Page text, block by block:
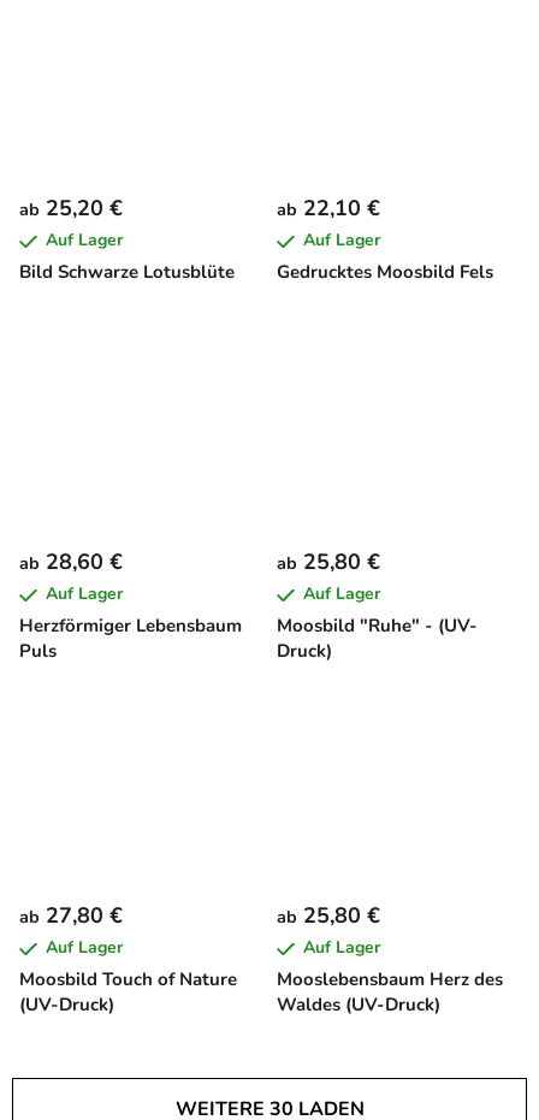
Bild Schwarze Lotusblüte
ab 25,20 €
Auf Lager
Gedrucktes Moosbild Fels
ab 22,10 €
Auf Lager
Herzförmiger Lebensbaum
Puls
ab 28,60 €
Auf Lager
Moosbild "Ruhe" - (UV-
Druck)
ab 25,80 €
Auf Lager
Moosbild Touch of Nature
(UV-Druck)
ab 27,80 €
Auf Lager
Mooslebensbaum Herz des
Waldes (UV-Druck)
ab 25,80 €
Auf Lager
WEITERE 30 LADEN